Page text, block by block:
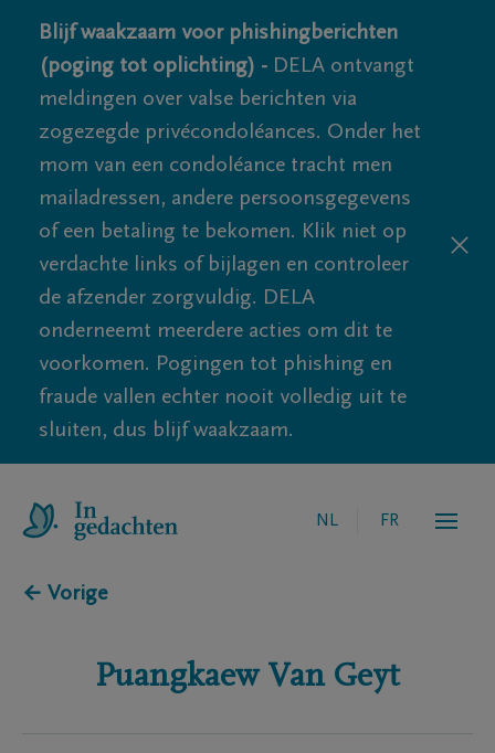
Blijf waakzaam voor phishingberichten
(poging tot oplichting) - DELA ontvangt
meldingen over valse berichten via
zogezegde privécondoléances. Onder het
mom van een condoléance tracht men
mailadressen, andere persoonsgegevens
of een betaling te bekomen. Klik niet op
verdachte links of bijlagen en controleer
de afzender zorgvuldig. DELA
onderneemt meerdere acties om dit te
voorkomen. Pogingen tot phishing en
fraude vallen echter nooit volledig uit te
sluiten, dus blijf waakzaam.
NL FR
← Vorige
Puangkaew Van Geyt